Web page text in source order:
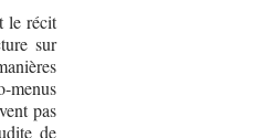
le récit
sur
menus
pas
de